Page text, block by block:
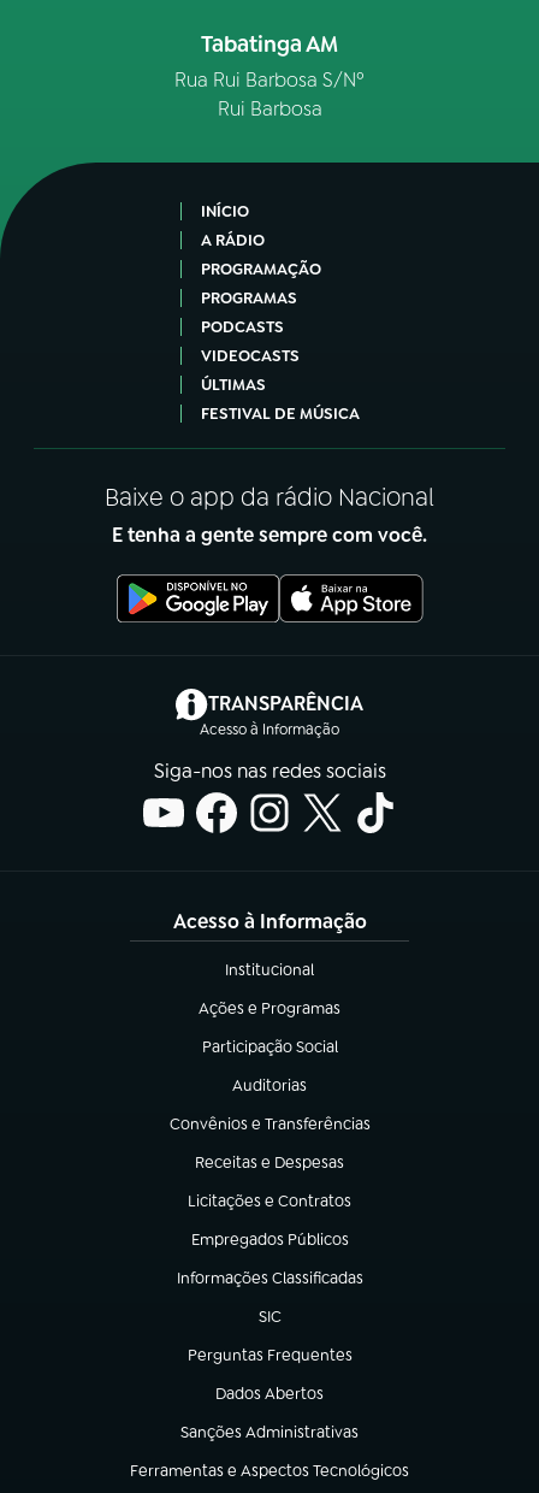
Tabatinga AM
Rua Rui Barbosa S/Nº
Rui Barbosa
INÍCIO
A RÁDIO
PROGRAMAÇÃO
PROGRAMAS
PODCASTS
VIDEOCASTS
ÚLTIMAS
FESTIVAL DE MÚSICA
Baixe o app da rádio Nacional
E tenha a gente sempre com você.
TRANSPARÊNCIA
Acesso à Informação
(abre em nova aba)
Siga-nos nas redes sociais
Acesso à Informação
Institucional
(abre em nova aba)
Ações e Programas
(abre em nova aba)
Participação Social
(abre em nova aba)
Auditorias
(abre em nova aba)
Convênios e Transferências
(abre em nova aba)
Receitas e Despesas
(abre em nova aba)
Licitações e Contratos
(abre em nova aba)
Empregados Públicos
(abre em nova aba)
Informações Classificadas
(abre em nova aba)
SIC
(abre em nova aba)
Perguntas Frequentes
(abre em nova aba)
Dados Abertos
(abre em nova aba)
Sanções Administrativas
(abre em nova aba)
Ferramentas e Aspectos Tecnológicos
(abre em nova aba)